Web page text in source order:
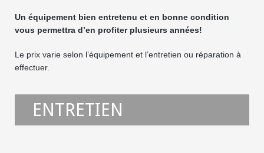
Un équipement bien entretenu et en bonne condition
vous permettra d’en profiter plusieurs années!
Le prix varie selon l’équipement et l’entretien ou réparation à
effectuer.
ENTRETIEN